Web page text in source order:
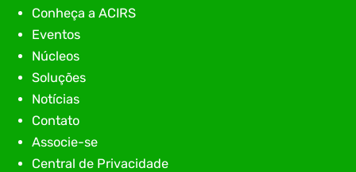
Conheça a ACIRS
Eventos
Núcleos
Soluções
Notícias
Contato
Associe-se
Central de Privacidade